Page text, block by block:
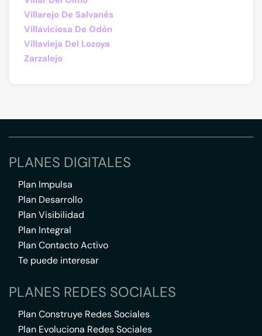
Villarejo De Salvanés
Villaviciosa De Odón
Villavieja Del Lozoya
Zarzalejo
PLANES DIGITALES
Plan Impulsa
Plan Desarrollo
Plan Visibilidad
Plan Integral
Plan Contacto Activo
Te puede interesar
PLANES REDES SOCIALES
Plan Construye Redes Sociales
Plan Evoluciona Redes Sociales